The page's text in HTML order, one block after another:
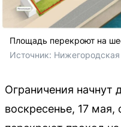
Площадь перекроют на
Источник:
Ограничения начнут
воскресенье, 17